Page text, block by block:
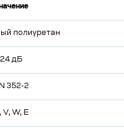
полиуретан
24 дБ
352-2
V, W, E